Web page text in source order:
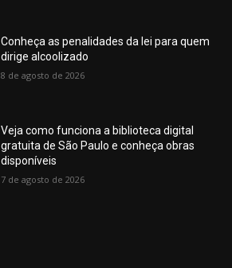
Conheça as penalidades da lei para quem
dirige alcoolizado
8 de agosto de 2026
Veja como funciona a biblioteca digital
gratuita de São Paulo e conheça obras
disponíveis
7 de agosto de 2026